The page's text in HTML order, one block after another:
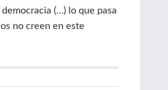
(…) lo que pasa
no creen en este